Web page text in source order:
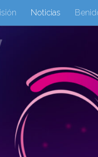
Noticias
2018
Multimedia Columnas
2022 Galeria